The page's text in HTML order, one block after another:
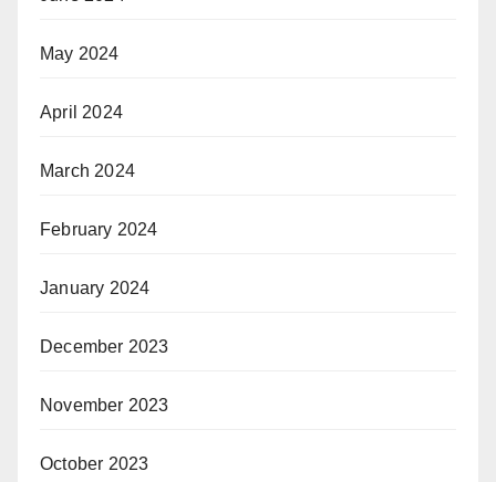
May 2024
April 2024
March 2024
February 2024
January 2024
December 2023
November 2023
October 2023